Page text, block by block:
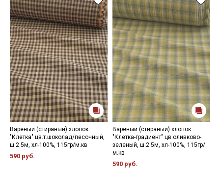
Вареный (стираный) хлопок
"Клетка" цв.т.шоколад/песочный,
ш.2.5м, хл-100%, 115гр/м.кв
590 руб.
Вареный (стираный) хлопок
"Клетка-градиент" цв.оливково-
зеленый, ш.2.5м, хл-100%, 115гр/
м.кв
590 руб.